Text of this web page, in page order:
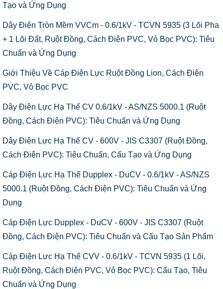
Tạo và Ứng Dụng
Dây Điện Tròn Mềm VVCm - 0.6/1kV - TCVN 5935 (3 Lõi Pha
+ 1 Lõi Đất, Ruột Đồng, Cách Điện PVC, Vỏ Bọc PVC): Tiêu
Chuẩn và Ứng Dụng
Giới Thiệu Về Cáp Điện Lực Ruột Đồng Lion, Cách Điện
PVC, Vỏ Bọc PVC
Dây Điện Lực Hạ Thế CV 0.6/1kV - AS/NZS 5000.1 (Ruột
Đồng, Cách Điện PVC): Tiêu Chuẩn và Ứng Dụng
Dây Điện Lực Hạ Thế CV - 600V - JIS C3307 (Ruột Đồng,
Cách Điện PVC): Tiêu Chuẩn, Cấu Tạo và Ứng Dụng
Cáp Điện Lực Hạ Thế Dupplex - DuCV - 0.6/1kV - AS/NZS
5000.1 (Ruột Đồng, Cách Điện PVC): Tiêu Chuẩn và Ứng
Dụng
Cáp Điện Lực Dupplex - DuCV - 600V - JIS C3307 (Ruột
Đồng, Cách Điện PVC): Tiêu Chuẩn và Cấu Tạo Sản Phẩm
Cáp Điện Lực Hạ Thế CVV - 0.6/1kV - TCVN 5935 (1 Lõi,
Ruột Đồng, Cách Điện PVC, Vỏ Bọc PVC): Cấu Tạo, Tiêu
Chuẩn và Ứng Dụng